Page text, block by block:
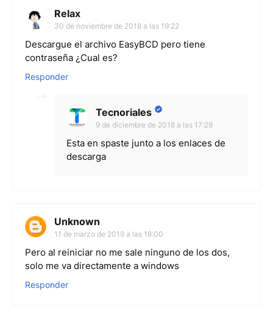
Relax
30 de noviembre de 2018 a las 19:22
Descargue el archivo EasyBCD pero tiene
contraseña ¿Cual es?
Responder
Tecnoriales
9 de diciembre de 2018 a las 17:29
Esta en spaste junto a los enlaces de
descarga
Unknown
11 de marzo de 2019 a las 18:00
Pero al reiniciar no me sale ninguno de los dos,
solo me va directamente a windows
Responder